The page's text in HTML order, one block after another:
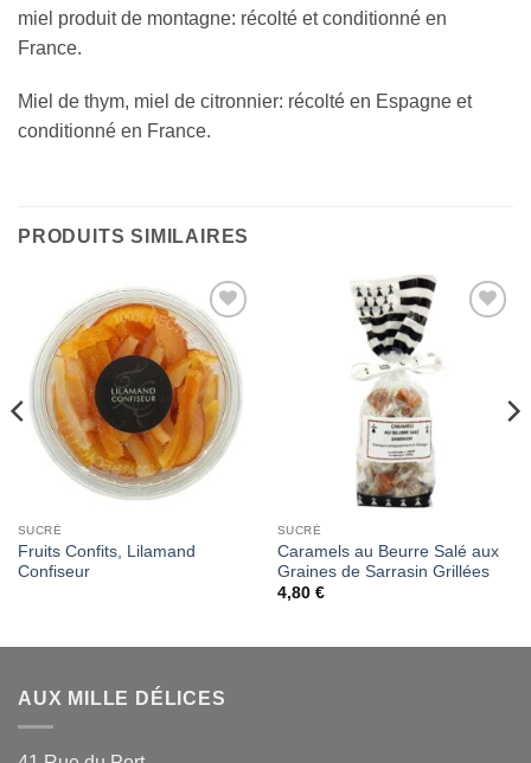
miel produit de montagne: récolté et conditionné en
France.
Miel de thym, miel de citronnier: récolté en Espagne et
conditionné en France.
PRODUITS SIMILAIRES
Add to
Wishlist
SUCRÉ
Fruits Confits, Lilamand
Confiseur
SUCRÉ
Caramels au Beurre Salé aux
Graines de Sarrasin Grillées
4,80 €
AUX MILLE DÉLICES